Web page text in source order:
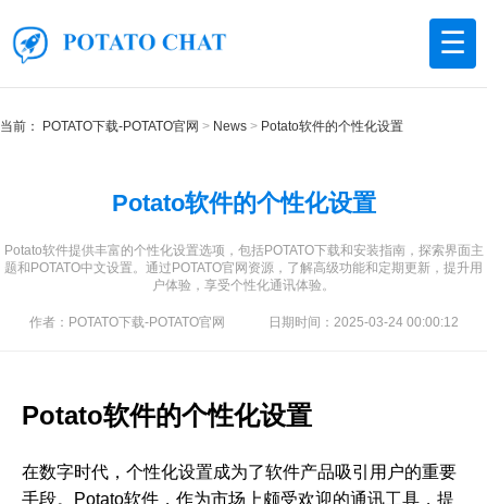
☰
当前： POTATO下载-POTATO官网 News Potato软件的个性化设置
Potato软件的个性化设置
Potato软件提供丰富的个性化设置选项，包括POTATO下载和安装指南，探索界面主
题和POTATO中文设置。通过POTATO官网资源，了解高级功能和定期更新，提升用
户体验，享受个性化通讯体验。
作者：POTATO下载-POTATO官网 日期时间：2025-03-24 00:00:12
Potato软件的个性化设置
在数字时代，个性化设置成为了软件产品吸引用户的重要
手段。Potato软件，作为市场上颇受欢迎的通讯工具，提